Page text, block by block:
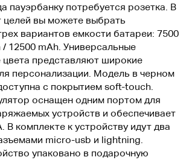
пауэрбанку потребуется розетка. В
целей вы можете выбрать
вариантов емкости батареи: 7500
/ 12500 mAh. Универсальные
представляют широкие
персонализации. Модель в черном
с покрытием soft-touch.
оснащен одним портом для
устройств и обеспечивает
В комплекте к устройству идут два
micro-usb и lightning.
упаковано в подарочную